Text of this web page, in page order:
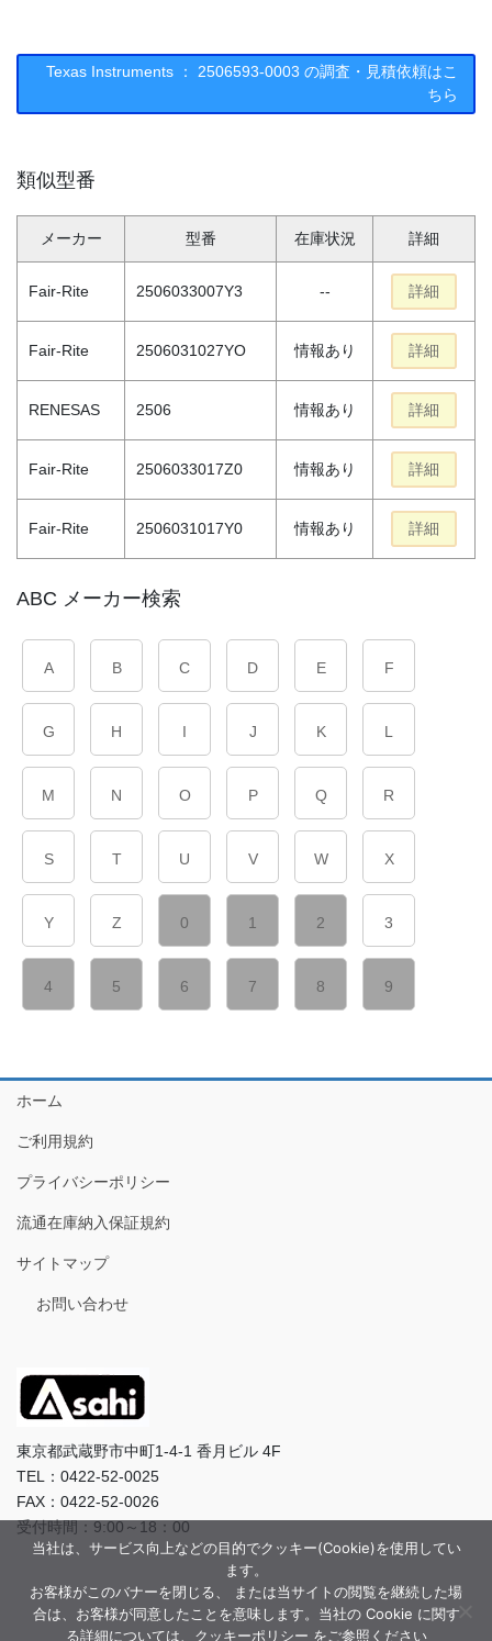
Texas Instruments ： 2506593-0003 の調査・見積依頼はこ
ちら
類似型番
メーカー 型番 在庫状況 詳細
Fair-Rite 2506033007Y3 -- 詳細
Fair-Rite 2506031027YO 情報あり 詳細
RENESAS 2506 情報あり 詳細
Fair-Rite 2506033017Z0 情報あり 詳細
Fair-Rite 2506031017Y0 情報あり 詳細
ABC メーカー検索
A B C D E F
G H I J K L
M N O P Q R
S T U V W X
Y Z 0 1 2 3
4 5 6 7 8 9
ホーム
ご利用規約
プライバシーポリシー
流通在庫納入保証規約
サイトマップ
お問い合わせ
東京都武蔵野市中町1-4-1 香月ビル 4F
TEL：0422-52-0025
FAX：0422-52-0026
受付時間：9:00～18：00
当社は、サービス向上などの目的でクッキー(Cookie)を使用してい
ます。
お客様がこのバナーを閉じる、 または当サイトの閲覧を継続した場
合は、お客様が同意したことを意味します。当社の Cookie に関す
る詳細については、クッキーポリシー をご参照ください